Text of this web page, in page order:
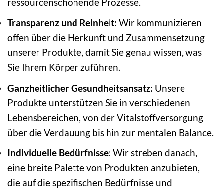
Transparenz und Reinheit: Wir kommunizieren
offen über die Herkunft und Zusammensetzung
unserer Produkte, damit Sie genau wissen, was
Sie Ihrem Körper zuführen.
Ganzheitlicher Gesundheitsansatz: Unsere
Produkte unterstützen Sie in verschiedenen
Lebensbereichen, von der Vitalstoffversorgung
über die Verdauung bis hin zur mentalen Balance.
Individuelle Bedürfnisse: Wir streben danach,
eine breite Palette von Produkten anzubieten,
die auf die spezifischen Bedürfnisse und